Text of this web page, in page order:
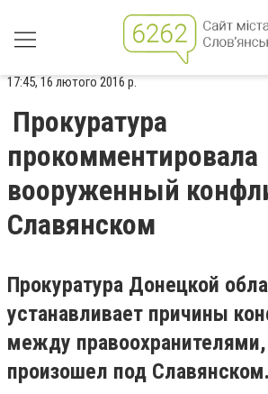
17:45, 16 лютого 2016 р.
Прокуратура
прокомментировала
вооруженный
Славянском
Прокуратура Донецкой
устанавливает причины
между
произошел под Славянском.